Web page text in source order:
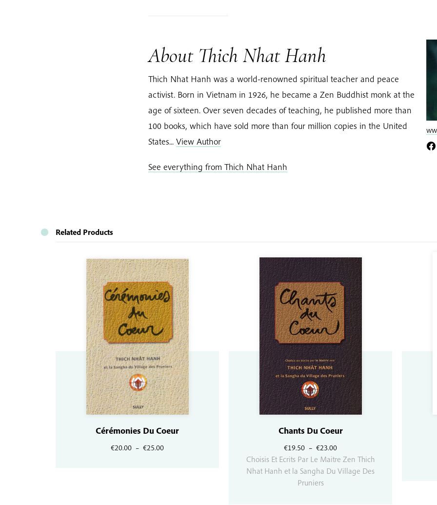
About Thich Nhat Hanh
Thich Nhat Hanh was a world-renowned spiritual teacher and peace
activist. Born in Vietnam in 1926, he became a Zen Buddhist monk at the
age of sixteen. Over seven decades of teaching, he published more than
100 books, which have sold more than four million copies in the United
States... View Author
See everything from Thich Nhat Hanh
Related Products
€20.00 – €25.00Plage
Cérémonies Du Coeur
€19.50 – €23.00Plage
de
prix :
Chants Du Coeur
Choisis Et Ecrits Par Le Maitre Zen Thich
Nhat Hanh et la Sangha Du Village Des
Pruniers